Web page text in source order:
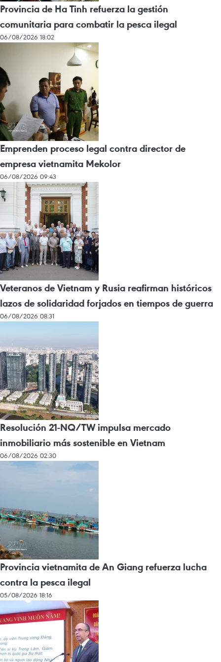
Provincia de Ha Tinh refuerza la gestión
comunitaria para combatir la pesca ilegal
06/08/2026 18:02
Emprenden proceso legal contra director de
empresa vietnamita Mekolor
06/08/2026 09:43
Veteranos de Vietnam y Rusia reafirman históricos
lazos de solidaridad forjados en tiempos de guerra
06/08/2026 08:31
Resolución 21-NQ/TW impulsa mercado
inmobiliario más sostenible en Vietnam
06/08/2026 02:30
Provincia vietnamita de An Giang refuerza lucha
contra la pesca ilegal
05/08/2026 18:16